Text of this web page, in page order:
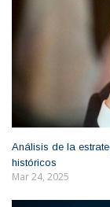
Análisis de la
históricos
Mar 24, 2025